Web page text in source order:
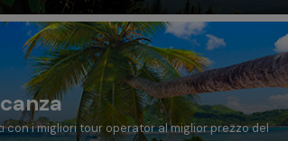
con i migliori tour operator al miglior prezzo del